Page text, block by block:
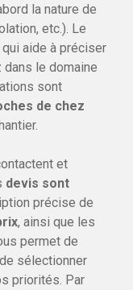
la nature de
etc.). Le
aide à préciser
le domaine
sont
de chez
et
devis sont
précise de
, ainsi que les
permet de
sélectionner
priorités. Par